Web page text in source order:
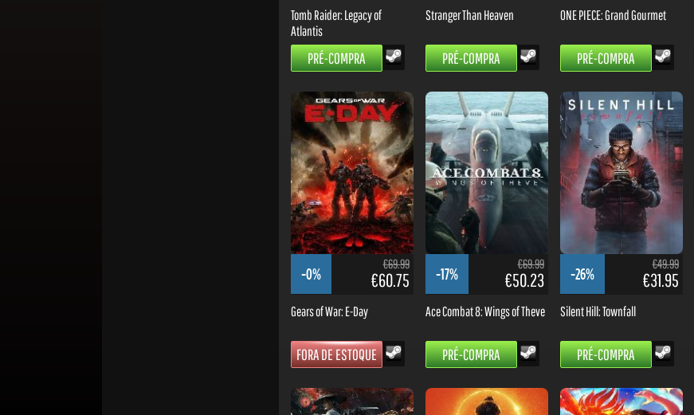
Tomb Raider: Legacy of
Atlantis
PRÉ-COMPRA
Stranger Than Heaven
PRÉ-COMPRA
ONE PIECE: Grand Gourmet
PRÉ-COMPRA
-0%
€69.99
€60.75
Gears of War: E-Day
FORA DE ESTOQUE
-17%
€69.99
€50.23
Ace Combat 8: Wings of Theve
PRÉ-COMPRA
-26%
€49.99
€31.95
Silent Hill: Townfall
PRÉ-COMPRA